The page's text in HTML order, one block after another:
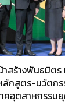
สร้างพันธมิต
ลักสูตร-นวัตก
อุตสาหกรรม